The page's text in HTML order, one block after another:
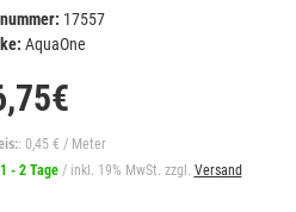
17557
AquaOne
: 0,45 € / Meter
- 2 Tage / inkl. 19% MwSt. zzgl. Versand